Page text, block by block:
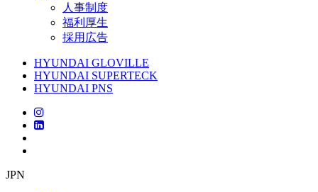
人事制度
福利厚生
採用広告
HYUNDAI GLOVILLE
HYUNDAI SUPERTECK
HYUNDAI PNS
JPN